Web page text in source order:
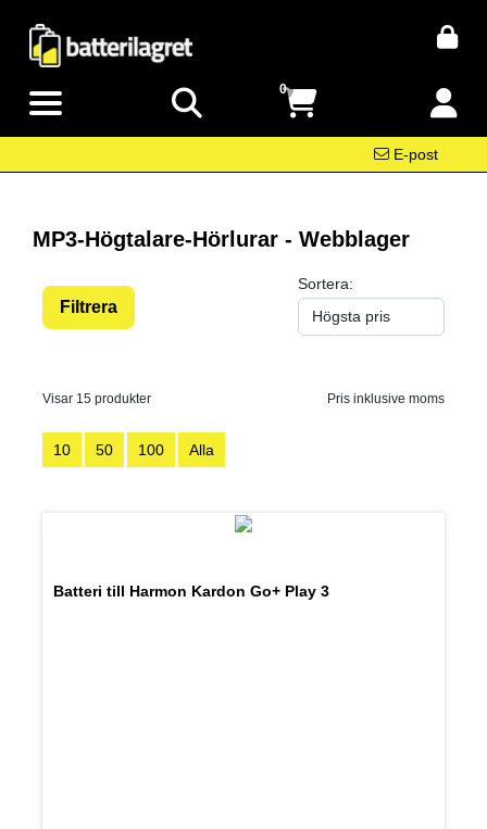
0
E-post
MP3-Högtalare-Hörlurar - Webblager
Filtrera
Sortera:
Visar 15 produkter Pris inklusive moms
10 50 100 Alla
Batteri till Harmon Kardon Go+ Play 3